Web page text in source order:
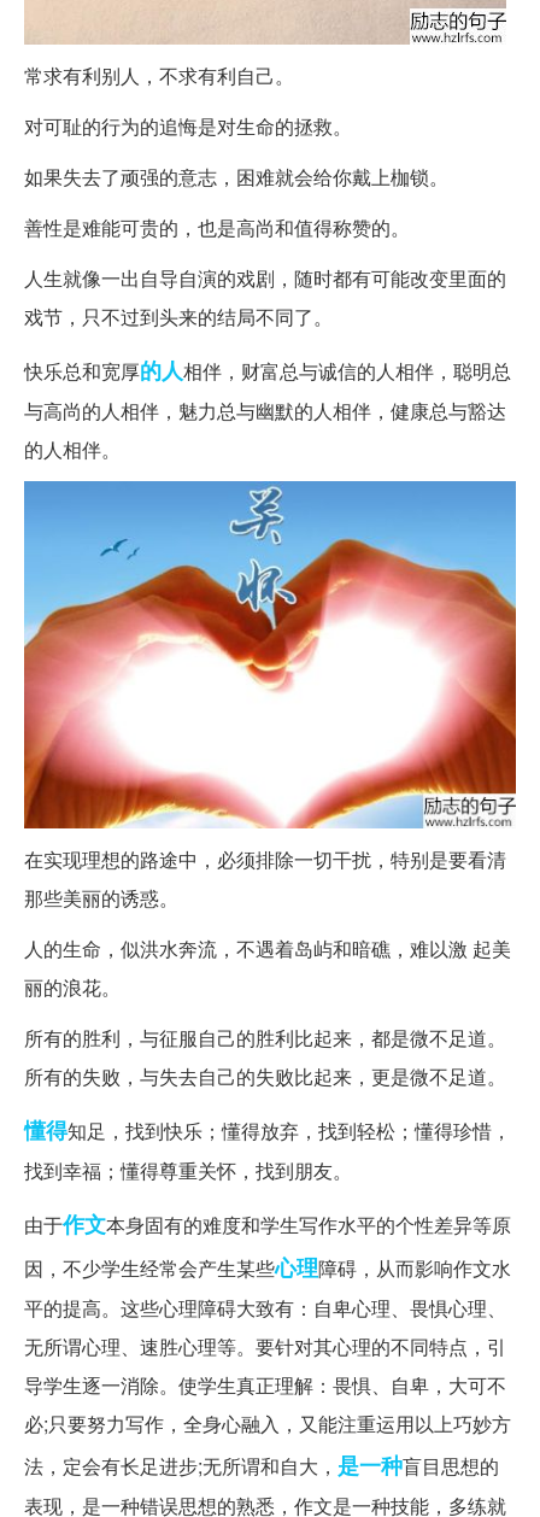
常求有利别人，不求有利自己。
对可耻的行为的追悔是对生命的拯救。
如果失去了顽强的意志，困难就会给你戴上枷锁。
善性是难能可贵的，也是高尚和值得称赞的。
人生就像一出自导自演的戏剧，随时都有可能改变里面的
戏节，只不过到头来的结局不同了。
快乐总和宽厚的人相伴，财富总与诚信的人相伴，聪明总
与高尚的人相伴，魅力总与幽默的人相伴，健康总与豁达
的人相伴。
在实现理想的路途中，必须排除一切干扰，特别是要看清
那些美丽的诱惑。
人的生命，似洪水奔流，不遇着岛屿和暗礁，难以激 起美
丽的浪花。
所有的胜利，与征服自己的胜利比起来，都是微不足道。
所有的失败，与失去自己的失败比起来，更是微不足道。
懂得知足，找到快乐；懂得放弃，找到轻松；懂得珍惜，
找到幸福；懂得尊重关怀，找到朋友。
由于作文本身固有的难度和学生写作水平的个性差异等原
因，不少学生经常会产生某些心理障碍，从而影响作文水
平的提高。这些心理障碍大致有：自卑心理、畏惧心理、
无所谓心理、速胜心理等。要针对其心理的不同特点，引
导学生逐一消除。使学生真正理解：畏惧、自卑，大可不
必;只要努力写作，全身心融入，又能注重运用以上巧妙方
法，定会有长足进步;无所谓和自大， 是一种盲目思想的
表现，是一种错误思想的熟悉，作文是一种技能，多练就